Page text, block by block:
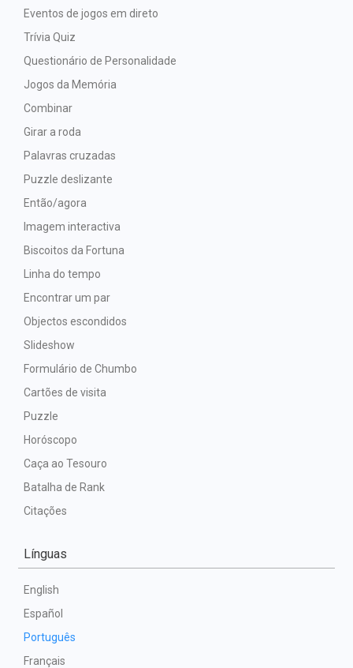
Eventos de jogos em direto
Trívia Quiz
Questionário de Personalidade
Jogos da Memória
Combinar
Girar a roda
Palavras cruzadas
Puzzle deslizante
Então/agora
Imagem interactiva
Biscoitos da Fortuna
Linha do tempo
Encontrar um par
Objectos escondidos
Slideshow
Formulário de Chumbo
Cartões de visita
Puzzle
Horóscopo
Caça ao Tesouro
Batalha de Rank
Citações
Línguas
English
Español
Português
Français